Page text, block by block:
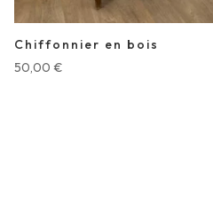
Chiffonnier en bois
50,00€